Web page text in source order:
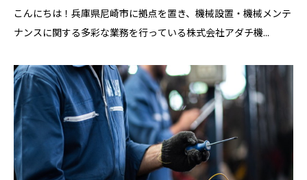
こんにちは！兵庫県尼崎市に拠点を置き、機械設置・機械メンテ
ナンスに関する多彩な業務を行っている株式会社アダチ機...